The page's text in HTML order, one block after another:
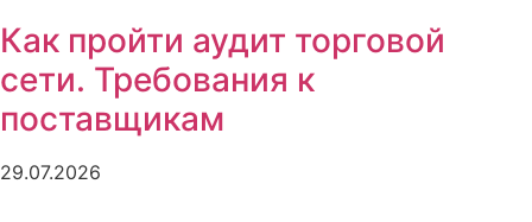
Как пройти аудит торговой
сети. Требования к
поставщикам
29.07.2026